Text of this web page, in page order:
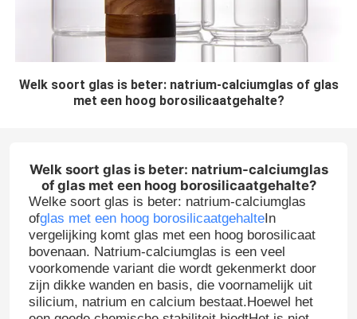
Welk soort glas is beter: natrium-calciumglas of glas
met een hoog borosilicaatgehalte?
Welk soort glas is beter: natrium-calciumglas
of glas met een hoog borosilicaatgehalte?
Welke soort glas is beter: natrium-calciumglas
ofglas met een hoog borosilicaatgehalteIn
vergelijking komt glas met een hoog borosilicaat
bovenaan. Natrium-calciumglas is een veel
voorkomende variant die wordt gekenmerkt door
zijn dikke wanden en basis, die voornamelijk uit
silicium, natrium en calcium bestaat.Hoewel het